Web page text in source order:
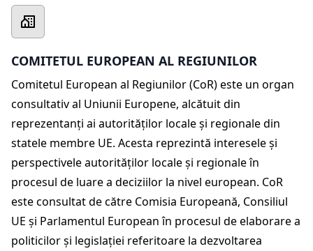
COMITETUL EUROPEAN AL REGIUNILOR
Comitetul European al Regiunilor (CoR) este un organ
consultativ al Uniunii Europene, alcătuit din
reprezentanți ai autorităților locale și regionale din
statele membre UE. Acesta reprezintă interesele și
perspectivele autorităților locale și regionale în
procesul de luare a deciziilor la nivel european. CoR
este consultat de către Comisia Europeană, Consiliul
UE și Parlamentul European în procesul de elaborare a
politicilor și legislației referitoare la dezvoltarea